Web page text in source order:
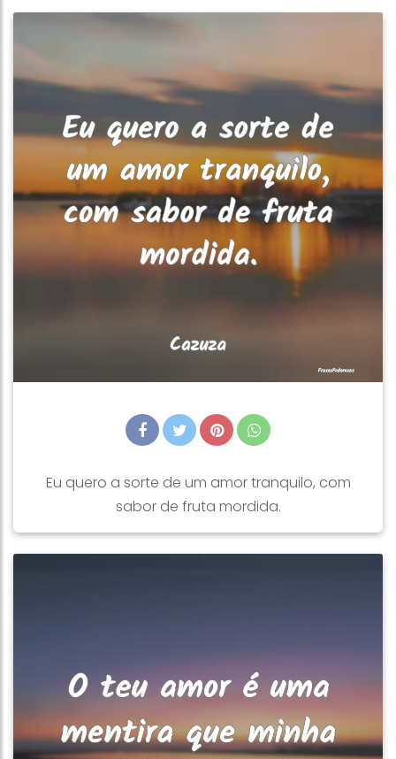
Eu quero a sorte de um amor tranquilo, com
sabor de fruta mordida.